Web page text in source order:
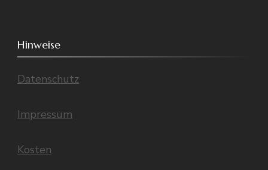
Hinweise
Datenschutz
Impressum
Kosten